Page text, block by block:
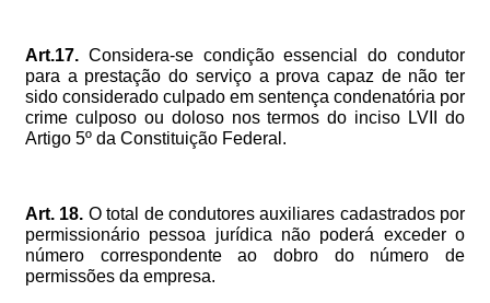
Art.17. Considera-se condição essencial do condutor
para a prestação do serviço a prova capaz de não ter
sido considerado culpado em sentença condenatória por
crime culposo ou doloso nos termos do inciso LVII
do
Artigo 5º da Constituição Federal.
Art. 18. O total de condutores auxiliares cadastrados por
permissionário pessoa jurídica não poderá exceder o
número
correspondente ao dobro do número
de
permissões da empresa.